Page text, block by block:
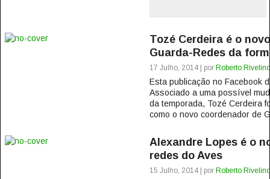
Tozé Cerdeira é o
Guarda-Redes da
17 Julho, 2014 | por Roberto Rivelino
Esta publicação no Facebook
Associado a uma possível
da temporada, Tozé Cerdeira
como o novo coordenador de
Alexandre Lopes é o
redes do Aves
15 Julho, 2014 | por Roberto Rivelino